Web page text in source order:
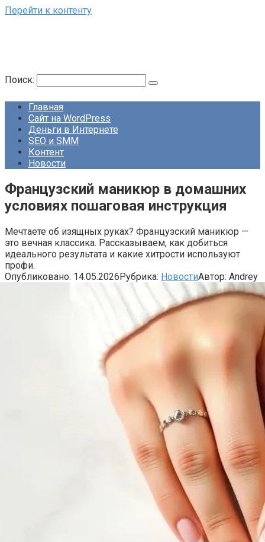
Перейти к контенту
Поиск:
Главная
Сайт на WordPress
Деньги в Интернете
SEO и SMM
Контент
Новости
Французский маникюр в домашних
условиях пошаговая инструкция
Мечтаете об изящных руках? Французский маникюр —
это вечная классика. Рассказываем, как добиться
идеального результата и какие хитрости используют
профи.
Опубликовано: 14.05.2026Рубрика: НовостиАвтор: Andrey